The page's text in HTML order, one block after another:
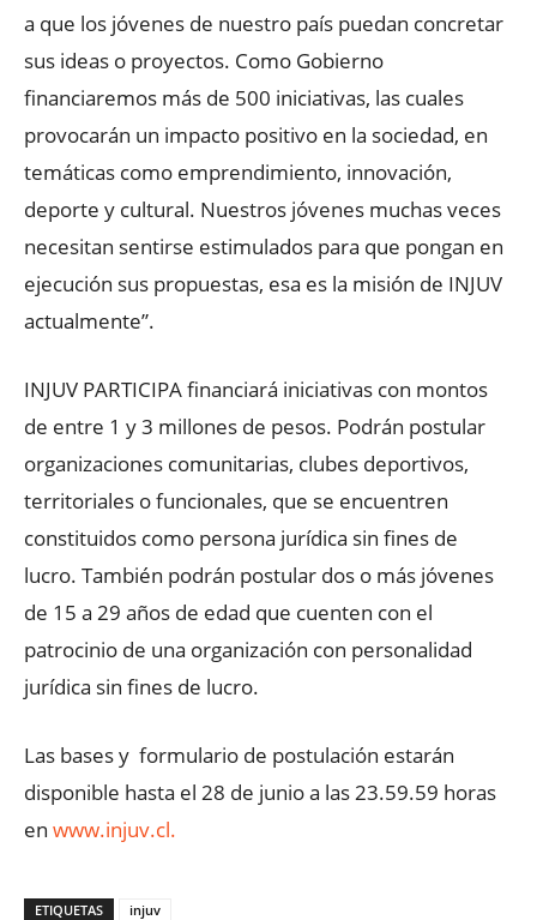
a que los jóvenes de nuestro país puedan concretar
sus ideas o proyectos. Como Gobierno
financiaremos más de 500 iniciativas, las cuales
provocarán un impacto positivo en la sociedad, en
temáticas como emprendimiento, innovación,
deporte y cultural. Nuestros jóvenes muchas veces
necesitan sentirse estimulados para que pongan en
ejecución sus propuestas, esa es la misión de INJUV
actualmente”.
INJUV PARTICIPA financiará iniciativas con montos
de entre 1 y 3 millones de pesos. Podrán postular
organizaciones comunitarias, clubes deportivos,
territoriales o funcionales, que se encuentren
constituidos como persona jurídica sin fines de
lucro. También podrán postular dos o más jóvenes
de 15 a 29 años de edad que cuenten con el
patrocinio de una organización con personalidad
jurídica sin fines de lucro.
Las bases y formulario de postulación estarán
disponible hasta el 28 de junio a las 23.59.59 horas
en www.injuv.cl.
ETIQUETAS injuv